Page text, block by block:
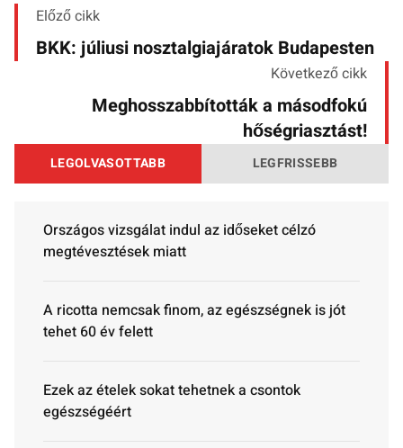
Előző cikk
BKK: júliusi nosztalgiajáratok Budapesten
Következő cikk
Meghosszabbították a másodfokú
hőségriasztást!
LEGOLVASOTTABB LEGFRISSEBB
Országos vizsgálat indul az időseket célzó
megtévesztések miatt
A ricotta nemcsak finom, az egészségnek is jót
tehet 60 év felett
Ezek az ételek sokat tehetnek a csontok
egészségéért